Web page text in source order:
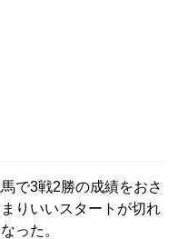
で3戦2勝の成績をおさ
りいいスタートが切れ
った。